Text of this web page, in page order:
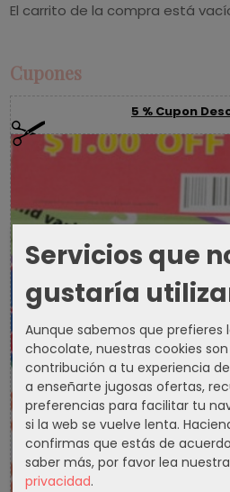
El carrito de la compra está
Cupones
5 % Cupon
Servicios que
gustaría
Aunque sabemos que prefieres
chocolate, nuestras cookies
contribución a tu experiencia
a enseñarte jugosas ofertas,
preferencias para facilitar tu
si la web se vuelve lenta.
confirmas que estás de
saber más, por favor lea nuestra
privacidad.